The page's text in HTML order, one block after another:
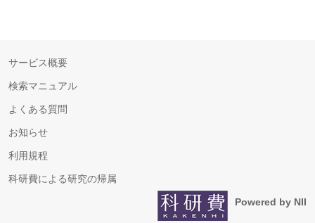
サービス概要
検索マニュアル
よくある質問
お知らせ
利用規程
科研費による研究の帰属
Powered by NII